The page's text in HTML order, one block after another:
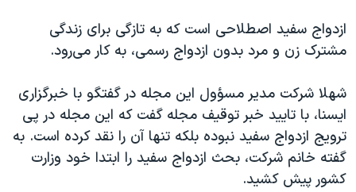
اعتراضات مردمی آبان ۹۸
اسرائیل در جنگ
همایش محافظه‌کاران آمریکا «سی‌پک»
صفحه‌های ویژه
سفر پرزیدنت ترامپ به چین
ازدواج سفيد اصطلاحی است که به تازگی برای زندگی
مشترک زن و مرد بدون ازدواج رسمی، به کار می‌رود.
شهلا شرکت مدیر مسؤول این مجله در گفتگو با خبرگزاری
ایسنا، با تایید خبر توقیف مجله گفت که این مجله در پی
ترویج ازدواج سفید نبوده بلکه تنها آن را نقد کرده است. به
گفته خانم شرکت، بحث ازدواج سفید را ابتدا خود وزارت
کشور پیش کشید.